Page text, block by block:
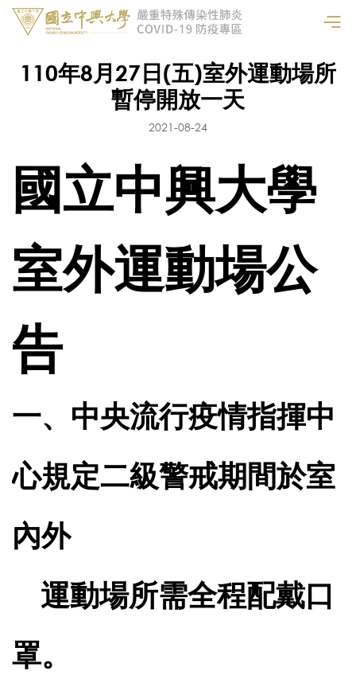
110年8月27日(五)室外運動場所
暫停開放一天
2021-08-24
國立中興大學
室外運動場公
告
一、中央流行疫情指揮中
心規定二級警戒期間於室
內外
運動場所需全程配戴口
罩。